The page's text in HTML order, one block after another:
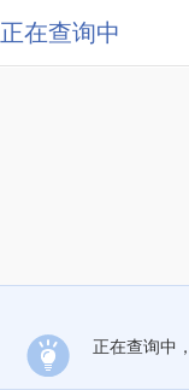
正在查询中
正在查询中